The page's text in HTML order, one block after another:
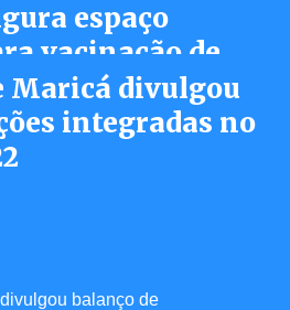
espaço
vacinação de
no Centro de
Maricá divulgou
integradas no
balanço de